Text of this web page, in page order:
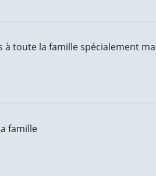
à toute la famille spécialement
famille